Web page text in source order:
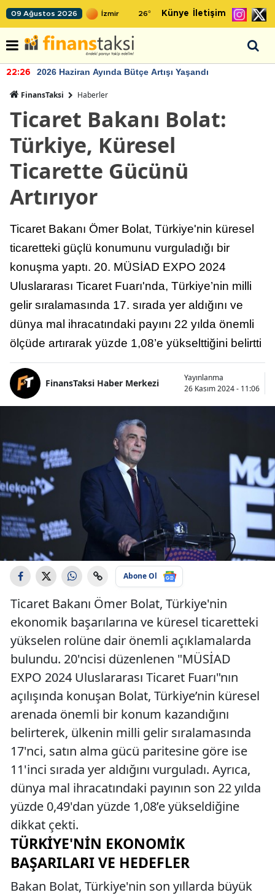
09 Ağustos 2026 26° Künye İletişim
22:26 2026 Haziran Ayında Bütçe Artışı Yaşandı
FinansTaksi Haberler
Ticaret Bakanı Bolat:
Türkiye, Küresel
Ticarette Gücünü
Artırıyor
Ticaret Bakanı Ömer Bolat, Türkiye'nin küresel
ticaretteki güçlü konumunu vurguladığı bir
konuşma yaptı. 20. MÜSİAD EXPO 2024
Uluslararası Ticaret Fuarı'nda, Türkiye’nin milli
gelir sıralamasında 17. sırada yer aldığını ve
dünya mal ihracatındaki payını 22 yılda önemli
ölçüde artırarak yüzde 1,08’e yükselttiğini belirtti
FinansTaksi Haber Merkezi
Yayınlanma
26 Kasım 2024 - 11:06
Abone Ol
Ticaret Bakanı Ömer Bolat, Türkiye'nin
ekonomik başarılarına ve küresel ticaretteki
yükselen rolüne dair önemli açıklamalarda
bulundu. 20'ncisi düzenlenen "MÜSİAD
EXPO 2024 Uluslararası Ticaret Fuarı"nın
açılışında konuşan Bolat, Türkiye’nin küresel
arenada önemli bir konum kazandığını
belirterek, ülkenin milli gelir sıralamasında
17'nci, satın alma gücü paritesine göre ise
11'inci sırada yer aldığını vurguladı. Ayrıca,
dünya mal ihracatındaki payının son 22 yılda
yüzde 0,49'dan yüzde 1,08’e yükseldiğine
dikkat çekti.
TÜRKIYE'NIN EKONOMIK
BAŞARILARI VE HEDEFLER
Bakan Bolat, Türkiye'nin son yıllarda büyük